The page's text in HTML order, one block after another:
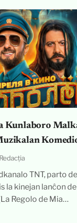
Kunlaboro
Redacția
TNT, parto
la kinejan lanĉon
Regolo de Mia…